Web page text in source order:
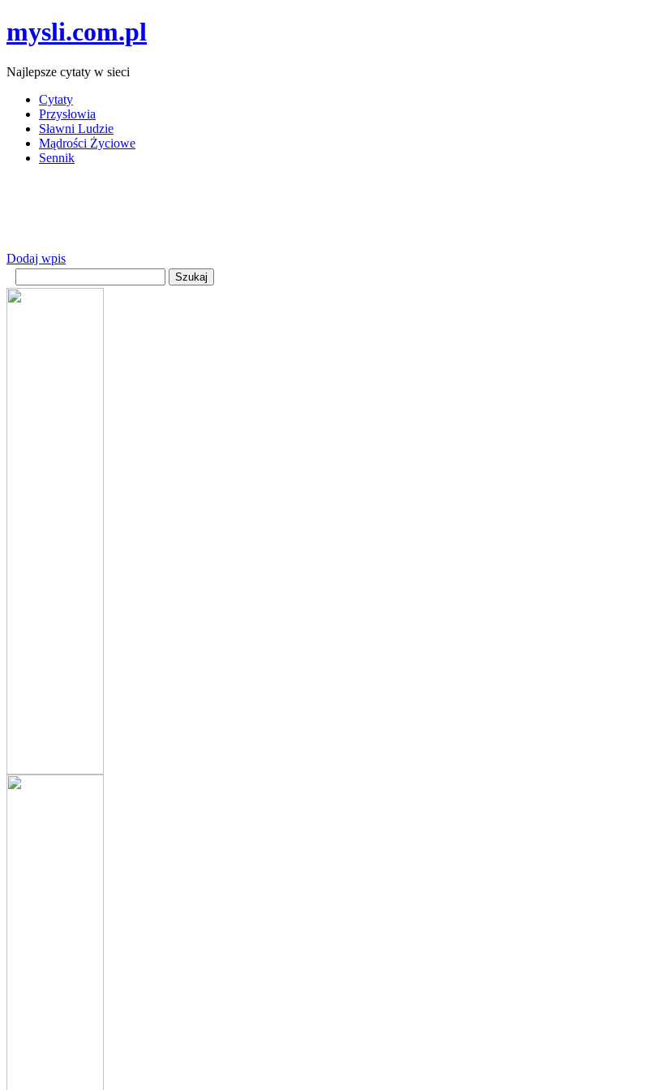
mysli.com.pl
Najlepsze cytaty w sieci
Cytaty
Przysłowia
Sławni Ludzie
Mądrości Życiowe
Sennik
Dodaj wpis